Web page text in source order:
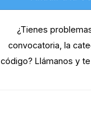
¿Tienes
convocatoria, la
código? Llámanos y